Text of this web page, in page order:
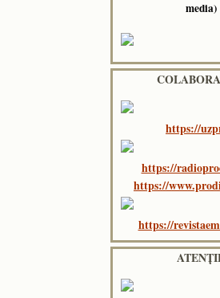
media)
https://
https://
https://
https://